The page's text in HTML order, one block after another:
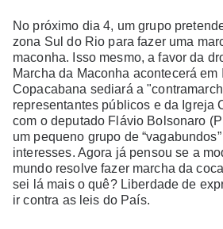
No próximo dia 4, um grupo
zona Sul do Rio para fazer uma
maconha. Isso mesmo, a favor da
Marcha da Maconha acontecerá em
Copacabana sediará a
representantes públicos e da Igreja
com o deputado Flávio Bolsonaro
um pequeno grupo de
interesses. Agora já pensou se a
mundo resolve fazer marcha da
sei lá mais o quê? Liberdade de
ir contra as leis do País.